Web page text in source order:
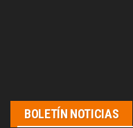
BOLETÍN NOTICIAS